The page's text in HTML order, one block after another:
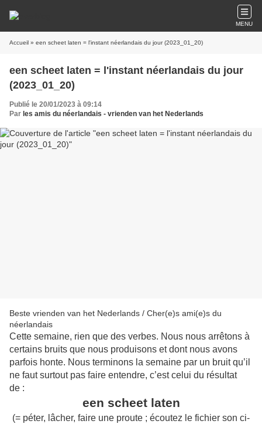
MENU
Accueil » een scheet laten = l'instant néerlandais du jour (2023_01_20)
een scheet laten = l'instant néerlandais du jour
(2023_01_20)
Publié le 20/01/2023 à 09:14
Par les amis du néerlandais - vrienden van het Nederlands
Beste vrienden van het Nederlands / Cher(e)s ami(e)s du
néerlandais
Cette semaine, rien que des verbes. Nous nous arrêtons à
certains bruits que nous produisons et dont nous avons
parfois honte. Nous terminons la semaine par un bruit qu’il
ne faut surtout pas faire entendre, c’est celui du résultat
de :
een scheet laten
(= péter, lâcher, faire une proute ; écoutez le fichier son ci-